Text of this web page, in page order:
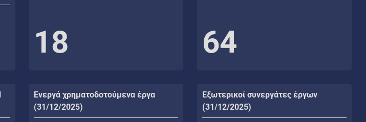
18 64
Ενεργά χρηματοδοτούμενα έργα
(31/12/2025)
Εξωτερικοί συνεργάτες έργων
(31/12/2025)